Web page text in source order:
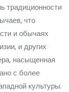
традиционности
что
и обычаях
и других
насыщенная
с более
культуры.